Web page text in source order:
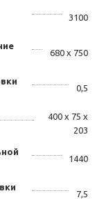
3100
680 x 750
0,5
400 x 75 x
203
1440
7,5